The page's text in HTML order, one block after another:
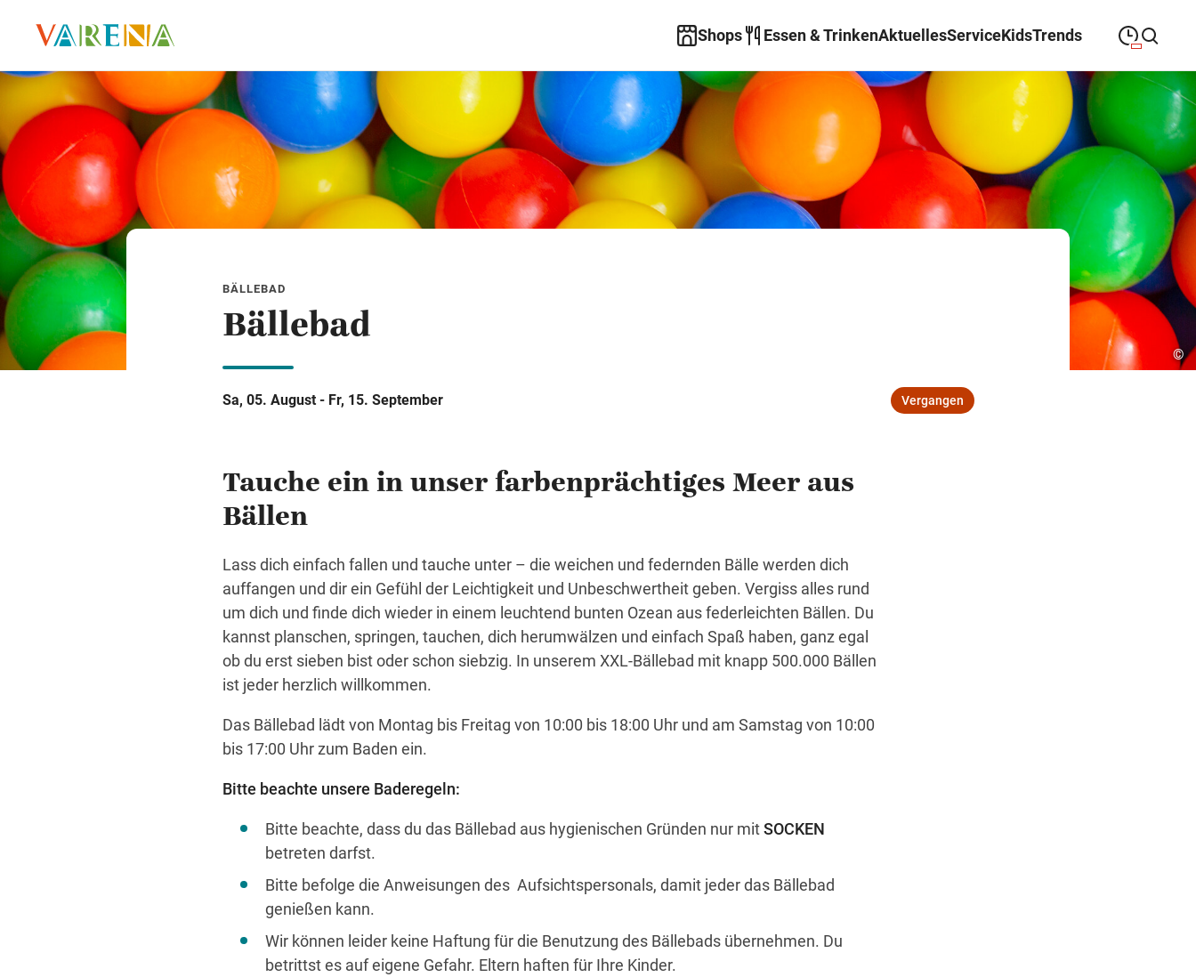
Shops Essen & TrinkenAktuellesServiceKidsTrends
Suche schließen
09:00
Dienstag
09:00—19:00
Mittwoch
MITTWOCH 09:00 —19:00
09:00—19:00
09:00—19:00
09:00—18:00
©
BÄLLEBAD
Bällebad
Sa, 05. August - Fr, 15. September Vergangen
Tauche ein in unser farbenprächtiges Meer aus
Bällen
Lass dich einfach fallen und tauche unter – die weichen und federnden Bälle werden dich
auffangen und dir ein Gefühl der Leichtigkeit und Unbeschwertheit geben. Vergiss alles rund
um dich und finde dich wieder in einem leuchtend bunten Ozean aus federleichten Bällen. Du
kannst planschen, springen, tauchen, dich herumwälzen und einfach Spaß haben, ganz egal
ob du erst sieben bist oder schon siebzig. In unserem XXL-Bällebad mit knapp 500.000 Bällen
ist jeder herzlich willkommen.
Das Bällebad lädt von Montag bis Freitag von 10:00 bis 18:00 Uhr und am Samstag von 10:00
bis 17:00 Uhr zum Baden ein.
Bitte beachte unsere Baderegeln:
Bitte beachte, dass du das Bällebad aus hygienischen Gründen nur mitSOCKEN
betreten darfst.
Bitte befolge die Anweisungen des Aufsichtspersonals, damit jeder das Bällebad
genießen kann.
Wir können leider keine Haftung für die Benutzung des Bällebads übernehmen. Du
betrittst es auf eigene Gefahr. Eltern haften für Ihre Kinder.